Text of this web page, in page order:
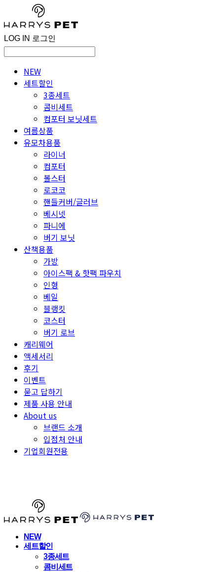
LOG IN 로그인
NEW
세트할인
3종세트
콤비세트
컴포터 보닛세트
여름상품
유모차용품
라이너
컴포터
볼스터
로코코
핸들커버/글러브
베시넷
파니에
버기 보닛
산책용품
가방
아이스팩 & 핫팩 파우치
인형
베일
블랭킷
코스터
버기 로브
캐리웨어
액세서리
후기
이벤트
묻고 답하기
제품 사용 안내
About us
브랜드 소개
입점처 안내
기업회원전용
NEW
세트할인
3종세트
콤비세트